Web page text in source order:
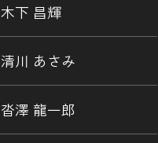
木下 昌輝
清川 あさみ
沓澤 龍一郎